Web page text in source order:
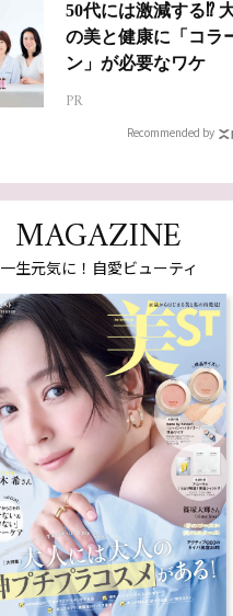
50代には激減する⁉
の美と健康に「コラ
ン」が必要なワケ
PR
Recommended by
MAGAZINE
一生元気に！自愛ビューティ